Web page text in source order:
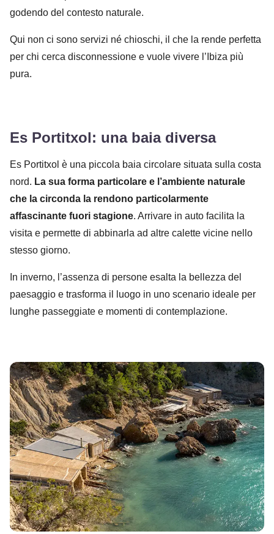
godendo del contesto naturale.
Qui non ci sono servizi né chioschi, il che la rende perfetta
per chi cerca disconnessione e vuole vivere l’Ibiza più
pura.
Es Portitxol: una baia diversa
Es Portitxol è una piccola baia circolare situata sulla costa
nord. La sua forma particolare e l’ambiente naturale
che la circonda la rendono particolarmente
affascinante fuori stagione. Arrivare in auto facilita la
visita e permette di abbinarla ad altre calette vicine nello
stesso giorno.
In inverno, l’assenza di persone esalta la bellezza del
paesaggio e trasforma il luogo in uno scenario ideale per
lunghe passeggiate e momenti di contemplazione.